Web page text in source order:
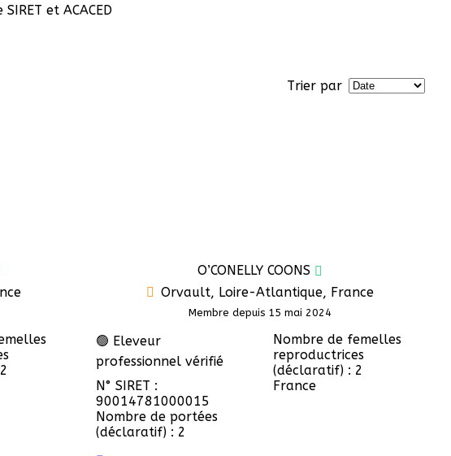
et ACACED
Trier par
O’CONELLY COONS
Orvault, Loire-Atlantique, France
Membre depuis 15 mai 2024
🟢 Eleveur
professionnel vérifié
Nombre de femelles
reproductrices
(déclaratif) : 2
N° SIRET :
90014781000015
France
Nombre de portées
(déclaratif) : 2